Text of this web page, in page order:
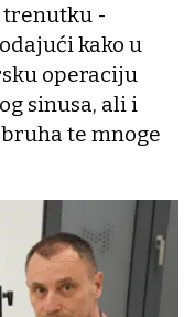
trenutku -
kako u
operaciju
sinusa, ali i
te mnoge